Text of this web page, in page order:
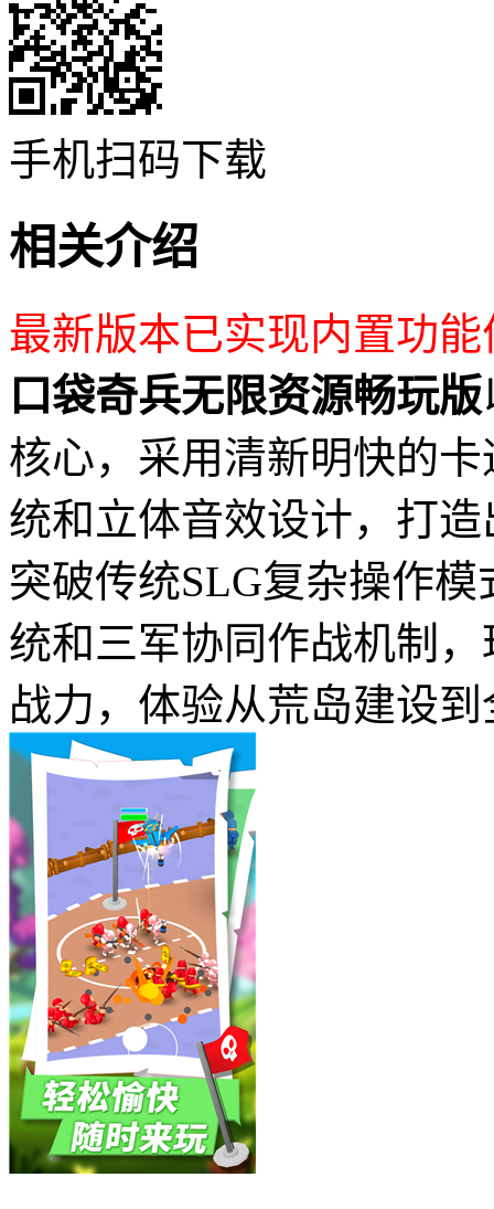
手机扫码下载
相关介绍
最新版本已实现内置功
口袋奇兵无限资源畅玩版
核心，采用清新明快的
统和立体音效设计，打
突破传统SLG复杂操作
统和三军协同作战机制
战力，体验从荒岛建设